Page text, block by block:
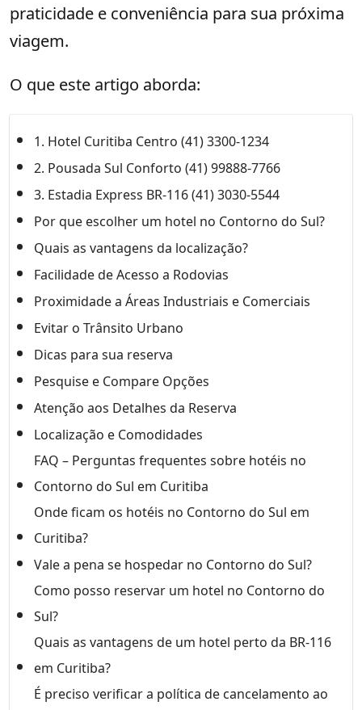
praticidade e conveniência para sua próxima
viagem.
O que este artigo aborda:
1. Hotel Curitiba Centro (41) 3300-1234
2. Pousada Sul Conforto (41) 99888-7766
3. Estadia Express BR-116 (41) 3030-5544
Por que escolher um hotel no Contorno do Sul?
Quais as vantagens da localização?
Facilidade de Acesso a Rodovias
Proximidade a Áreas Industriais e Comerciais
Evitar o Trânsito Urbano
Dicas para sua reserva
Pesquise e Compare Opções
Atenção aos Detalhes da Reserva
Localização e Comodidades
FAQ – Perguntas frequentes sobre hotéis no
Contorno do Sul em Curitiba
Onde ficam os hotéis no Contorno do Sul em
Curitiba?
Vale a pena se hospedar no Contorno do Sul?
Como posso reservar um hotel no Contorno do
Sul?
Quais as vantagens de um hotel perto da BR-116
em Curitiba?
É preciso verificar a política de cancelamento ao